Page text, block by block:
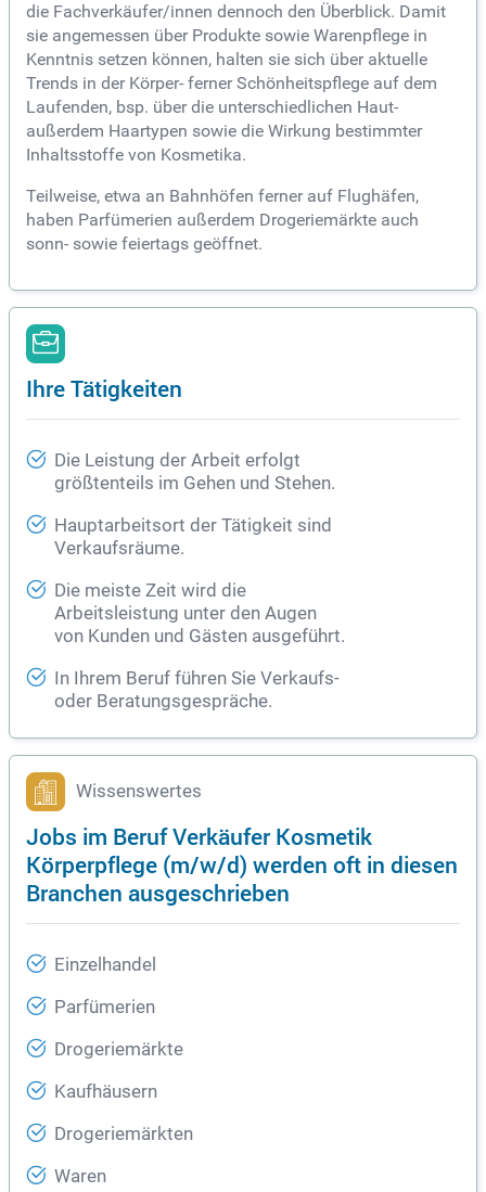
die Fachverkäufer/innen dennoch den Überblick. Damit
sie angemessen über Produkte sowie Warenpflege in
Kenntnis setzen können, halten sie sich über aktuelle
Trends in der Körper- ferner Schönheitspflege auf dem
Laufenden, bsp. über die unterschiedlichen Haut-
außerdem Haartypen sowie die Wirkung bestimmter
Inhaltsstoffe von Kosmetika.
Teilweise, etwa an Bahnhöfen ferner auf Flughäfen,
haben Parfümerien außerdem Drogeriemärkte auch
sonn- sowie feiertags geöffnet.
Ihre Tätigkeiten
Die Leistung der Arbeit erfolgt
größtenteils im Gehen und Stehen.
Hauptarbeitsort der Tätigkeit sind
Verkaufsräume.
Die meiste Zeit wird die
Arbeitsleistung unter den Augen
von Kunden und Gästen ausgeführt.
In Ihrem Beruf führen Sie Verkaufs-
oder Beratungsgespräche.
Wissenswertes
Jobs im Beruf Verkäufer Kosmetik
Körperpflege (m/w/d) werden oft in diesen
Branchen ausgeschrieben
Einzelhandel
Parfümerien
Drogeriemärkte
Kaufhäusern
Drogeriemärkten
Waren